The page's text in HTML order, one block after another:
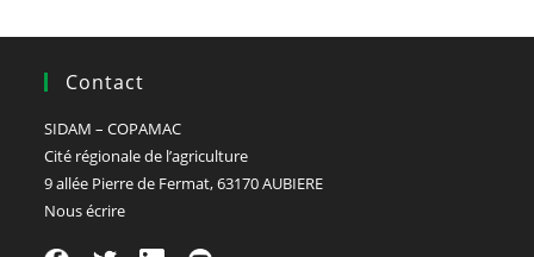
Contact
SIDAM – COPAMAC
Cité régionale de l’agriculture
9 allée Pierre de Fermat, 63170 AUBIERE
Nous écrire